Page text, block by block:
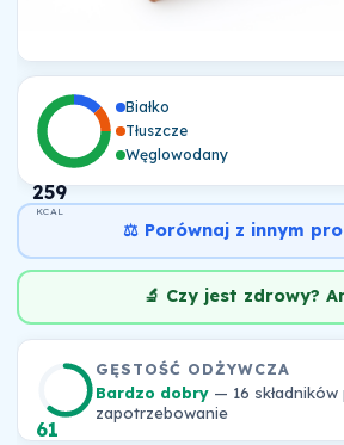
259
KCAL
Białko
Tłuszcze
Węglowodany
⚖️ Porównaj z innym
🔬 Czy jest zdrowy?
61
GĘSTOŚĆ ODŻYWCZA
Bardzo dobry— 16 składników
zapotrzebowanie